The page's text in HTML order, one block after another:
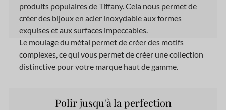
produits populaires de Tiffany. Cela nous permet de
créer des bijoux en acier inoxydable aux formes
exquises et aux surfaces impeccables.
Le moulage du métal permet de créer des motifs
complexes, ce qui vous permet de créer une collection
distinctive pour votre marque haut de gamme.
Polir jusqu'à la perfection